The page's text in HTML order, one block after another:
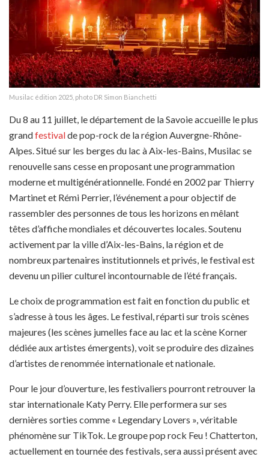
Musilac édition 2025, photo DR Simon Bianchetti
Du 8 au 11 juillet, le département de la Savoie accueille le plus
grandfestivalde pop-rock de la région Auvergne-Rhône-
Alpes. Situé sur les berges du lac à Aix-les-Bains, Musilac se
renouvelle sans cesse en proposant une programmation
moderne et multigénérationnelle. Fondé en 2002 par Thierry
Martinet et Rémi Perrier, l’événement a pour objectif de
rassembler des personnes de tous les horizons en mêlant
têtes d’affiche mondiales et découvertes locales. Soutenu
activement par la ville d’Aix-les-Bains, la région et de
nombreux partenaires institutionnels et privés, le festival est
devenu un pilier culturel incontournable de l’été français.
Le choix de programmation est fait en fonction du public et
s’adresse à tous les âges. Le festival, réparti sur trois scènes
majeures (les scènes jumelles face au lac et la scène Korner
dédiée aux artistes émergents), voit se produire des dizaines
d’artistes de renommée internationale et nationale.
Pour le jour d’ouverture, les festivaliers pourront retrouver la
star internationale Katy Perry. Elle performera sur ses
dernières sorties comme « Legendary Lovers », véritable
phénomène sur TikTok. Le groupe pop rock Feu ! Chatterton,
actuellement en tournée des festivals, sera aussi présent avec